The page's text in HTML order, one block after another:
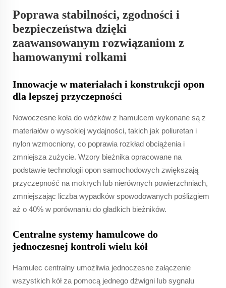
Poprawa stabilności, zgodności i
bezpieczeństwa dzięki
zaawansowanym rozwiązaniom z
hamowanymi rolkami
Innowacje w materiałach i konstrukcji opon
dla lepszej przyczepności
Nowoczesne koła do wózków z hamulcem wykonane są z
materiałów o wysokiej wydajności, takich jak poliuretan i
nylon wzmocniony, co poprawia rozkład obciążenia i
zmniejsza zużycie. Wzory bieżnika opracowane na
podstawie technologii opon samochodowych zwiększają
przyczepność na mokrych lub nierównych powierzchniach,
zmniejszając liczba wypadków spowodowanych poślizgiem
aż o 40% w porównaniu do gładkich bieżników.
Centralne systemy hamulcowe do
jednoczesnej kontroli wielu kół
Hamulec centralny umożliwia jednoczesne załączenie
wszystkich kół za pomocą jednego dźwigni lub sygnału